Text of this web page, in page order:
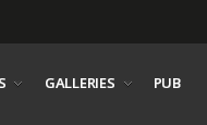
GALLERIES PUB